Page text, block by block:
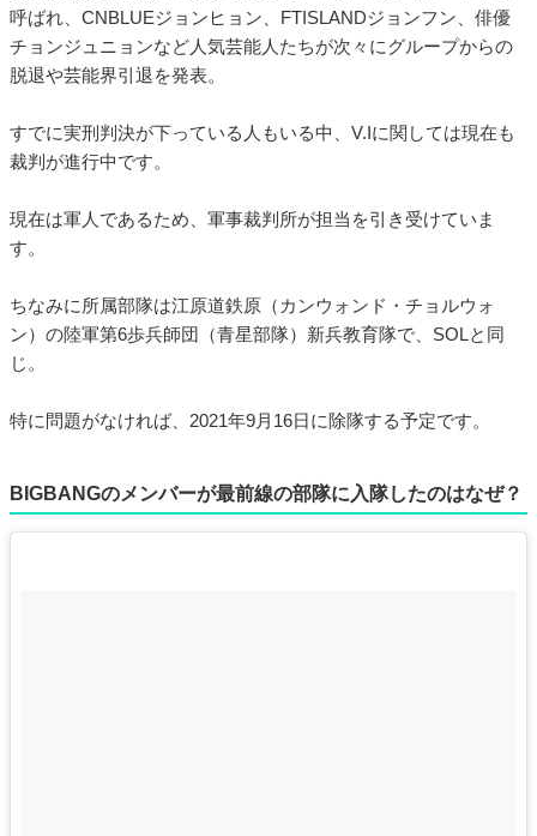
呼ばれ、CNBLUEジョンヒョン、FTISLANDジョンフン、俳優
チョンジュニョンなど人気芸能人たちが次々にグループからの
脱退や芸能界引退を発表。
すでに実刑判決が下っている人もいる中、V.Iに関しては現在も
裁判が進行中です。
現在は軍人であるため、軍事裁判所が担当を引き受けていま
す。
ちなみに所属部隊は江原道鉄原（カンウォンド・チョルウォ
ン）の陸軍第6歩兵師団（青星部隊）新兵教育隊で、SOLと同
じ。
特に問題がなければ、2021年9月16日に除隊する予定です。
BIGBANGのメンバーが最前線の部隊に入隊したのはなぜ？